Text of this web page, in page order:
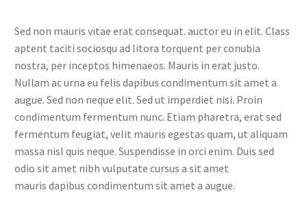
Sed non mauris vitae erat consequat. auctor eu in elit. Class
aptent taciti sociosqu ad litora torquent per conubia
nostra, per inceptos himenaeos. Mauris in erat justo.
Nullam ac urna eu felis dapibus condimentum sit amet a
augue. Sed non neque elit. Sed ut imperdiet nisi. Proin
condimentum fermentum nunc. Etiam pharetra, erat sed
fermentum feugiat, velit mauris egestas quam, ut aliquam
massa nisl quis neque. Suspendisse in orci enim. Duis sed
odio sit amet nibh vulputate cursus a sit amet
mauris dapibus condimentum sit amet a augue.